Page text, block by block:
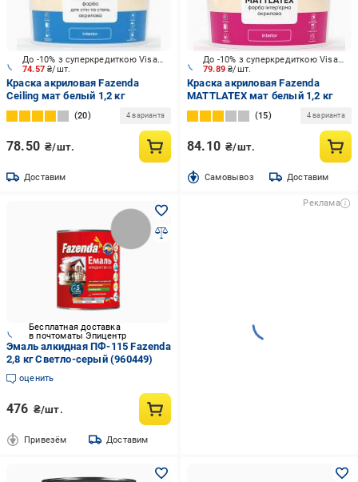
74.57₴/шт.
До -10% з суперкредиткою Visa Вигода
Краска акриловая Fazenda
Ceiling мат белый 1,2 кг
20 4 варианта
78.50 ₴/шт.
Доставим
79.89₴/шт.
До -10% з суперкредиткою Visa Вигода
Краска акриловая Fazenda
MATTLATEX мат белый 1,2 кг
15 4 варианта
84.10 ₴/шт.
Cамовывоз Доставим
Бесплатная доставка
в почтоматы Эпицентр
Эмаль алкидная ПФ-115 Fazenda
2,8 кг Светло-серый (960449)
оценить
476 ₴/шт.
Привезём Доставим
Реклама